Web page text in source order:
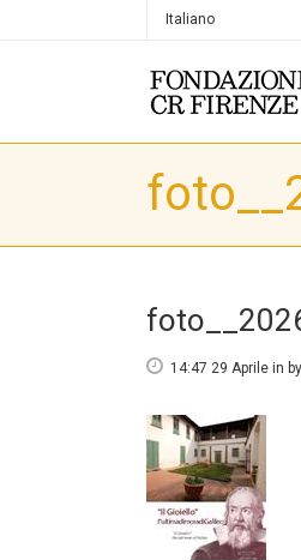
Italiano
14:47 29 Aprile in by